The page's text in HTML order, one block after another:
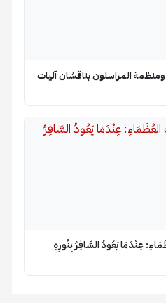
المراسلون يناقشان آليات
عِنْدَمَا يَعُودُ السَّافِرُ بِنُورِهِ